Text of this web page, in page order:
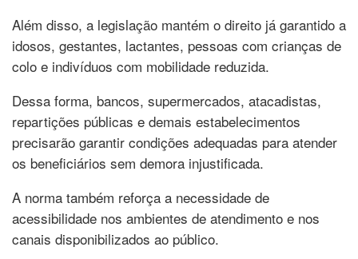
Além disso, a legislação mantém o direito já garantido a
idosos, gestantes, lactantes, pessoas com crianças de
colo e indivíduos com mobilidade reduzida.
Dessa forma, bancos, supermercados, atacadistas,
repartições públicas e demais estabelecimentos
precisarão garantir condições adequadas para atender
os beneficiários sem demora injustificada.
A norma também reforça a necessidade de
acessibilidade nos ambientes de atendimento e nos
canais disponibilizados ao público.